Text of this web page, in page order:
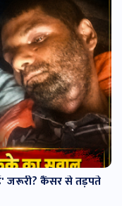
जरूरी? कैंसर से तड़पते